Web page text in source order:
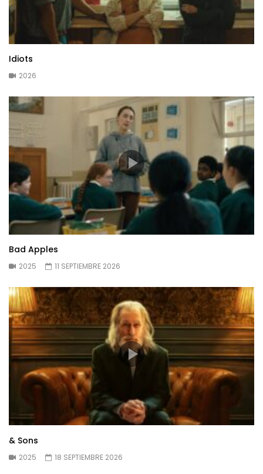
Idiots
2026
Bad Apples
2025 11 SEPTIEMBRE 2026
& Sons
2025 18 SEPTIEMBRE 2026